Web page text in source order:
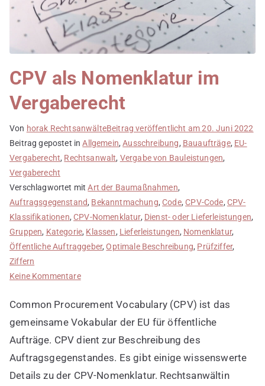
CPV als Nomenklatur im
Vergaberecht
Von horak RechtsanwälteBeitrag veröffentlicht am20. Juni 2022
Beitrag gepostet inAllgemein,Ausschreibung, Bauaufträge, EU-
Vergaberecht, Rechtsanwalt, Vergabe von Bauleistungen,
Vergaberecht
Verschlagwortet mitArt der Baumaßnahmen,
Auftragsgegenstand, Bekanntmachung,Code,CPV-Code, CPV-
Klassifikationen,CPV-Nomenklatur, Dienst- oder Lieferleistungen,
Gruppen, Kategorie, Klassen, Lieferleistungen, Nomenklatur,
Öffentliche Auftraggeber,Optimale Beschreibung, Prüfziffer,
Ziffern
Keine Kommentarezu
als
Nomenklatur
im
Common Procurement Vocabulary (CPV) ist das
gemeinsame Vokabular der EU für öffentliche
Aufträge. CPV dient zur Beschreibung des
Auftragsgegenstandes. Es gibt einige wissenswerte
Details zu der CPV-Nomenklatur. Rechtsanwältin